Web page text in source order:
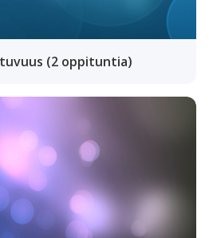
(2 oppituntia)